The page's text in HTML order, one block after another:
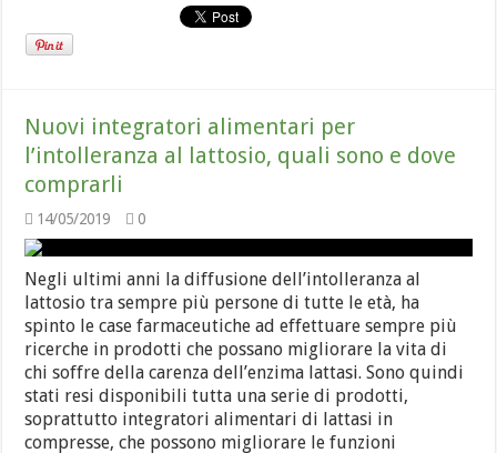
Nuovi integratori alimentari per
l’intolleranza al lattosio, quali sono e dove
comprarli
14/05/2019 0
Negli ultimi anni la diffusione dell’intolleranza al
lattosio tra sempre più persone di tutte le età, ha
spinto le case farmaceutiche ad effettuare sempre più
ricerche in prodotti che possano migliorare la vita di
chi soffre della carenza dell’enzima lattasi. Sono quindi
stati resi disponibili tutta una serie di prodotti,
soprattutto integratori alimentari di lattasi in
compresse, che possono migliorare le funzioni